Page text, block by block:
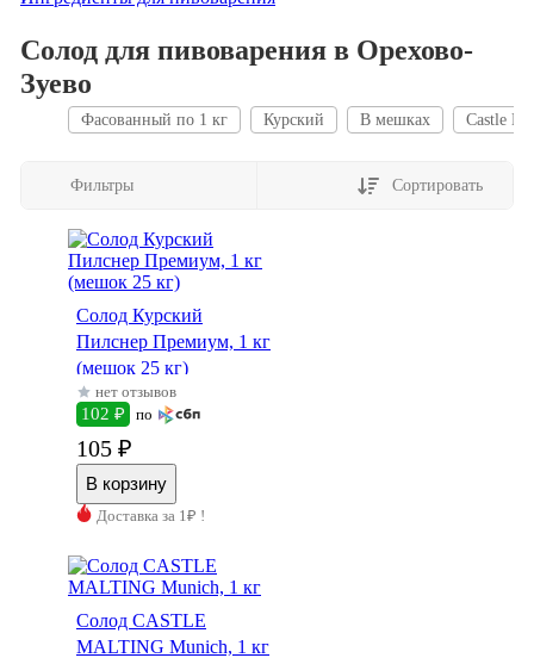
Солод для пивоварения в Орехово-
Зуево
Фасованный по 1 кг Курский В мешках Castle
Фильтры Сортировать
Солод Курский
Пилснер Премиум, 1 кг
(мешок 25 кг)
нет отзывов
102 ₽ по
105 ₽
Доставка за 1₽ !
Солод CASTLE
MALTING Munich, 1 кг